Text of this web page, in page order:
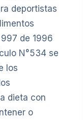
deportistas
de 1996
N°534 se
los
dieta con
o